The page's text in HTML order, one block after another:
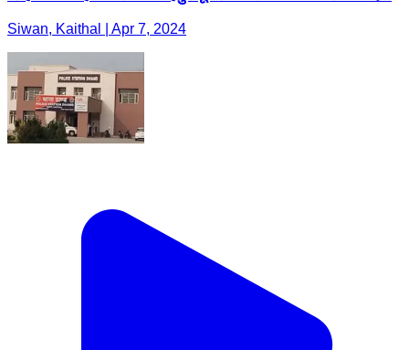
Siwan, Kaithal | Apr 7, 2024